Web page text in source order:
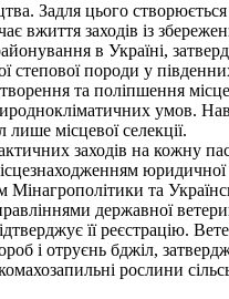
Задля цього
вжиття заходів із
в Україні,
породи у
та поліпшення
умов.
місцевої селекції.
заходів на кожну
та
державної
її реєстрацію.
і отруєнь бджіл,
рослини